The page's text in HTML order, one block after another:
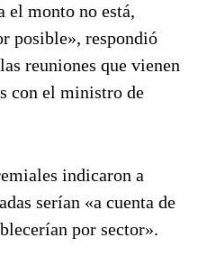
el monto no está,
posible», respondió
reuniones que vienen
con el ministro de
indicaron a
serían «a cuenta de
por sector».